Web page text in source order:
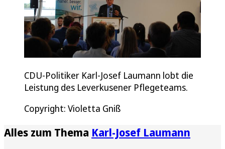
CDU-Politiker Karl-Josef Laumann lobt die
Leistung des Leverkusener Pflegeteams.
Copyright: Violetta Gniß
Alles zum Thema Karl-Josef Laumann